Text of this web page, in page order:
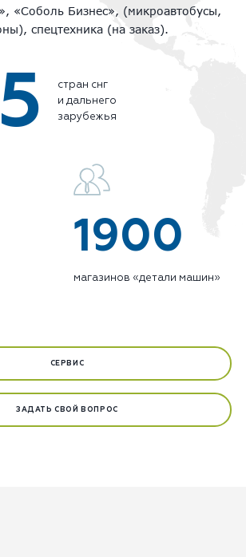
«Соболь Бизнес», (микроавтобусы,
спецтехника (на заказ).
стран снг
и дальнего
зарубежья
1900
магазинов «детали машин»
СЕРВИС
ЗАДАТЬ СВОЙ ВОПРОС